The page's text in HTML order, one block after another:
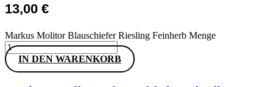
13,00 €
Markus Molitor Blauschiefer Riesling Feinherb Menge
IN DEN WARENKORB